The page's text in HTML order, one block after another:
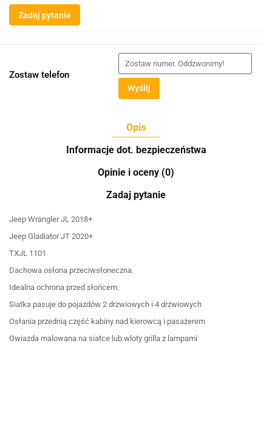
Zadaj pytanie
Zostaw telefon
Wyślij
Opis
Informacje dot. bezpieczeństwa
Opinie i oceny (0)
Zadaj pytanie
Jeep Wrangler JL 2018+
Jeep Gladiator JT 2020+
TXJL 1101
Dachowa osłona przeciwsłoneczna.
Idealna ochrona przed słońcem.
Siatka pasuje do pojazdów 2 drzwiowych i 4 drzwiowych
Osłania przednią część kabiny nad kierowcą i pasażerem
Gwiazda malowana na siatce lub wloty grilla z lampami